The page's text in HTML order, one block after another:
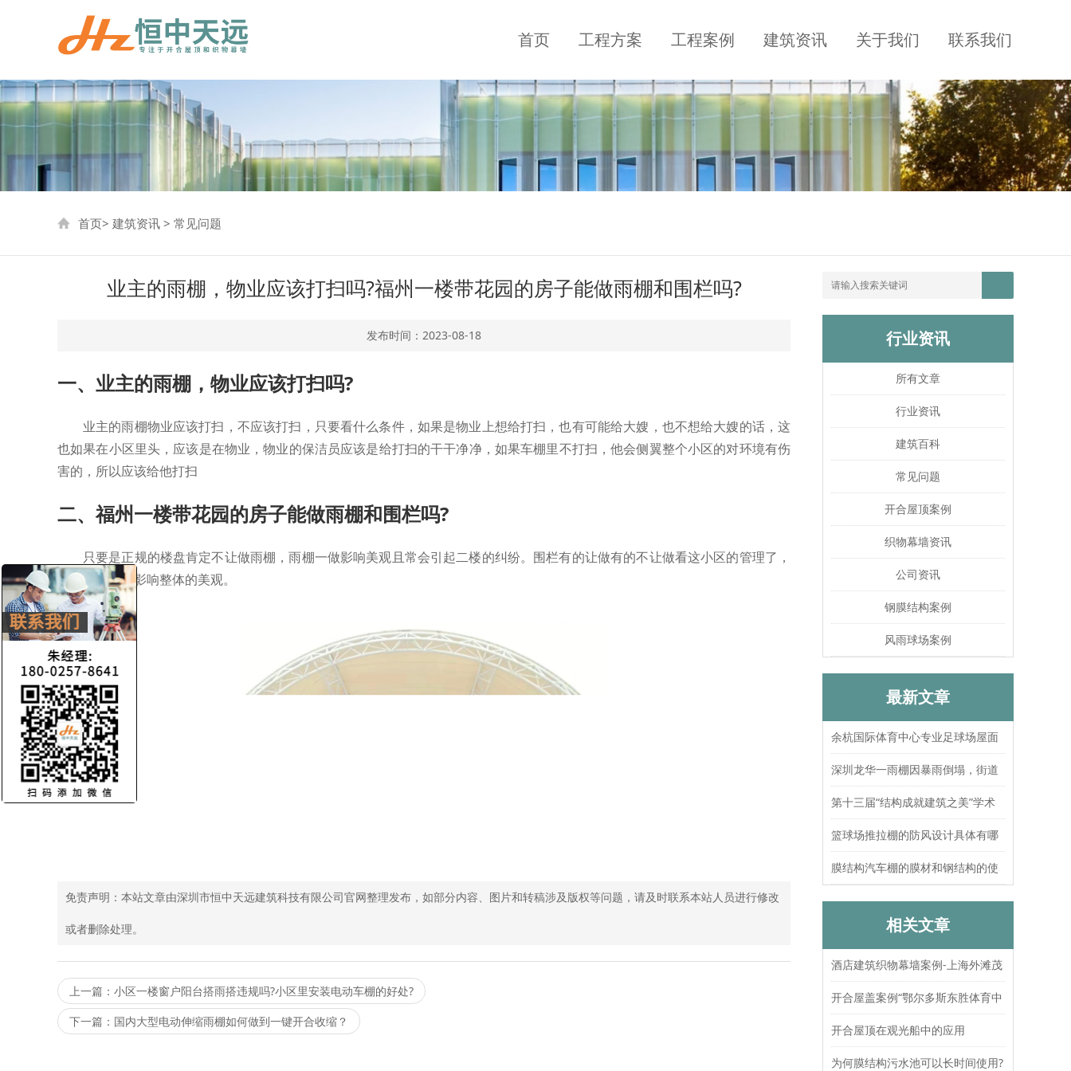
首页 工程方案 工程案例 建筑资讯 关于我们 联系我们
首页> 建筑资讯 > 常见问题
业主的雨棚，物业应该打扫吗?福州一楼带花园的房子能做雨棚和围栏吗?
发布时间： 2023-08-18
一、业主的雨棚，物业应该打扫吗?
业主的雨棚物业应该打扫，不应该打扫，只要看什么条件，如果是物业上想给打扫，也有可能给大嫂，也不想给大嫂的话，这
也如果在小区里头，应该是在物业，物业的保洁员应该是给打扫的干干净净，如果车棚里不打扫，他会侧翼整个小区的对环境有伤
害的，所以应该给他打扫
二、福州一楼带花园的房子能做雨棚和围栏吗?
只要是正规的楼盘肯定不让做雨棚，雨棚一做影响美观且常会引起二楼的纠纷。围栏有的让做有的不让做看这小区的管理了，
主要是怕做了影响整体的美观。
免责声明：本站文章由深圳市恒中天远建筑科技有限公司官网整理发布，如部分内容、图片和转稿涉及版权等问题，请及时联系本站人员进行修改
或者删除处理。
上一篇：小区一楼窗户阳台搭雨搭违规吗?小区里安装电动车棚的好处?
下一篇：国内大型电动伸缩雨棚如何做到一键开合收缩？
行业资讯
所有文章
行业资讯
建筑百科
常见问题
开合屋顶案例
织物幕墙资讯
公司资讯
钢膜结构案例
风雨球场案例
最新文章
余杭国际体育中心专业足球场屋面
索结构张拉圆满完成
深圳龙华一雨棚因暴雨倒塌，街道
办：已处置，无人员伤亡
第十三届“结构成就建筑之美”学术
论坛暨上海大歌剧院观摩
篮球场推拉棚的防风设计具体有哪
些？抗风等级如何测试验证？
膜结构汽车棚的膜材和钢结构的使
用寿命分别是多久？
相关文章
酒店建筑织物幕墙案例-上海外滩茂
悦大酒店
开合屋盖案例“鄂尔多斯东胜体育中
心”
开合屋顶在观光船中的应用
为何膜结构污水池可以长时间使用?